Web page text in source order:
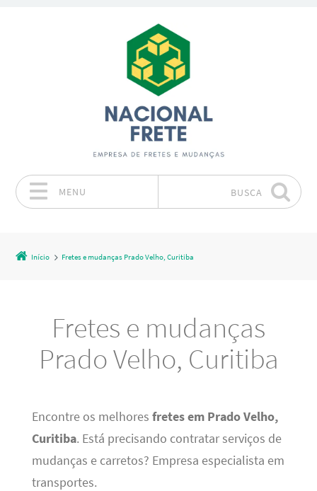
MENU BUSCA
Início Fretes e mudanças Prado Velho, Curitiba
Fretes e mudanças
Prado Velho, Curitiba
Encontre os melhores fretes em Prado Velho,
Curitiba. Está precisando contratar serviços de
mudanças e carretos? Empresa especialista em
transportes.